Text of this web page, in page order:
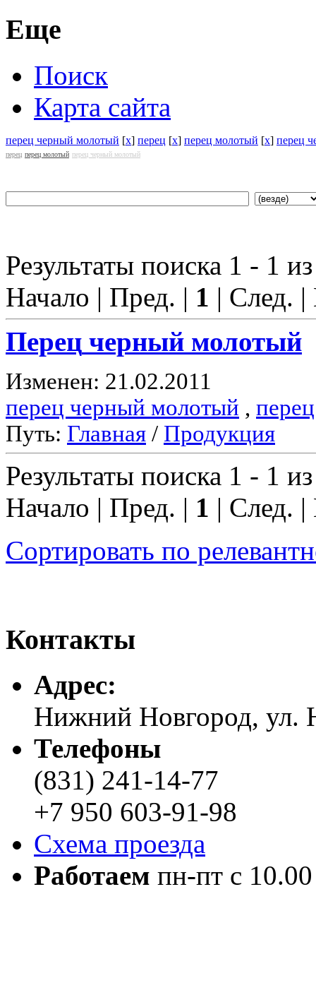
Еще
Поиск
Карта сайта
перец черный молотый [x] перец [x] перец молотый [x] перец
перец перец молотый перец черный молотый
Результаты поиска 1 - 1
Начало | Пред. | 1 | След.
Перец черный молотый
Изменен: 21.02.2011
перец черный молотый , перец
Путь: Главная / Продукция
Результаты поиска 1 - 1
Начало | Пред. | 1 | След.
Сортировать по
Контакты
Адреc:
Нижний Новгород, ул.
Телефоны
(831) 241-14-77
+7 950 603-91-98
Схема проезда
Работаем пн-пт с